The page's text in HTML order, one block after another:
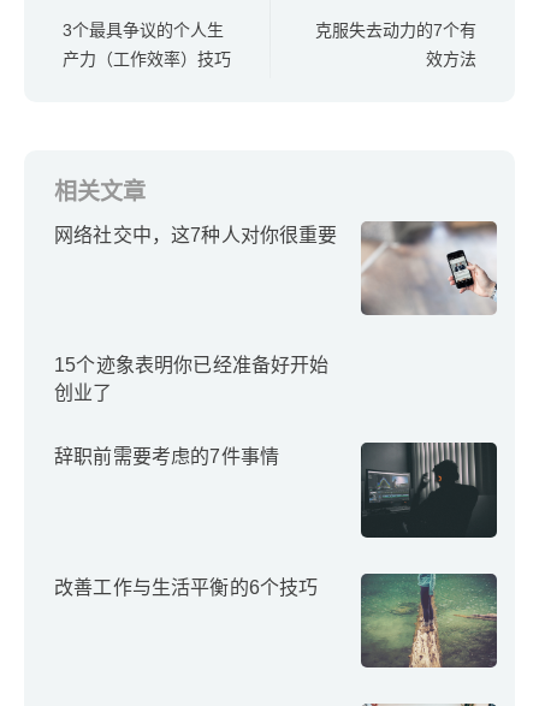
3个最具争议的个人生
产力（工作效率）技巧
克服失去动力的7个有
效方法
相关文章
网络社交中，这7种人对你很重要
15个迹象表明你已经准备好开始
创业了
辞职前需要考虑的7件事情
改善工作与生活平衡的6个技巧